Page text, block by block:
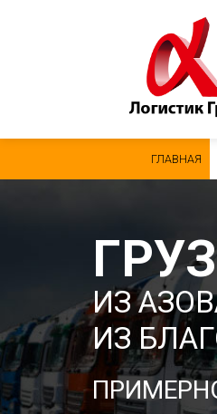
ГЛАВНАЯ
ИЗ
ИЗ